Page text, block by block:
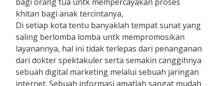
khitan bagi anak tercintanya,
Di setiap kota tentu banyaklah tempat sunat yang
saling berlomba lomba untk mempromosikan
layanannya, hal ini tidak terlepas dari penanganan
dari dokter spektakuler serta semakin canggihnya
sebuah digital marketing melalui sebuah jaringan
internet. Sebuah informasi amatlah sangat mudah